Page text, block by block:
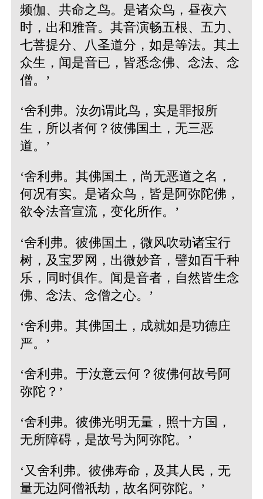
频伽、共命之鸟。是诸众鸟，昼夜六
时，出和雅音。其音演畅五根、五力、
七菩提分、八圣道分，如是等法。其土
众生，闻是音已，皆悉念佛、念法、念
僧。’
‘舍利弗。汝勿谓此鸟，实是罪报所
生，所以者何？彼佛国土，无三恶
道。’
‘舍利弗。其佛国土，尚无恶道之名，
何况有实。是诸众鸟，皆是阿弥陀佛，
欲令法音宣流，变化所作。’
‘舍利弗。彼佛国土，微风吹动诸宝行
树，及宝罗网，出微妙音，譬如百千种
乐，同时俱作。闻是音者，自然皆生念
佛、念法、念僧之心。’
‘舍利弗。其佛国土，成就如是功德庄
严。’
‘舍利弗。于汝意云何？彼佛何故号阿
弥陀？’
‘舍利弗。彼佛光明无量，照十方国，
无所障碍，是故号为阿弥陀。’
‘又舍利弗。彼佛寿命，及其人民，无
量无边阿僧祇劫，故名阿弥陀。’